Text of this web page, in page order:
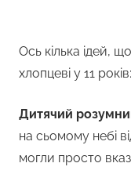
Ось кілька ідей,
хлопцеві у 11 років:
Дитячий
на сьомому небі
могли просто